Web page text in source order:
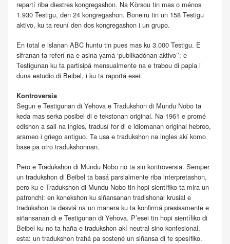
repartí riba diestres kongregashon. Na Kòrsou tin mas o ménos
1.930 Testigu, den 24 kongregashon. Boneiru tin un 158 Testigu
aktivo, ku ta reuní den dos kongregashon i un grupo.
En total e islanan ABC huntu tin pues mas ku 3.000 Testigu. E
sifranan ta referí na e asina yamá ‘publikadónan aktivo’’: e
Testigunan ku ta partisipá mensualmente na e trabou di papia i
duna estudio di Beibel, i ku ta raportá esei.
Kontroversia
Segun e Testigunan di Yehova e Tradukshon di Mundu Nobo ta
keda mas serka posibel di e tekstonan original. Na 1961 e promé
edishon a sali na ingles, tradusí for di e idiomanan original hebreo,
arameo i griego antiguo. Ta usa e tradukshon na ingles akí komo
base pa otro tradukshonnan.
Pero e Tradukshon di Mundu Nobo no ta sin kontroversia. Semper
un tradukshon di Beibel ta basá parsialmente riba interpretashon,
pero ku e Tradukshon di Mundu Nobo tin hopi sientífiko ta mira un
patronchi: en konekshon ku siñansanan tradishonal krusial e
tradukshon ta desviá na un manera ku ta konfirmá presisamente e
siñansanan di e Testigunan di Yehova. P’esei tin hopi sientífiko di
Beibel ku no ta haña e tradukshon akí neutral sino konfesional,
esta: un tradukshon trahá pa sostené un siñansa di fe spesífiko.